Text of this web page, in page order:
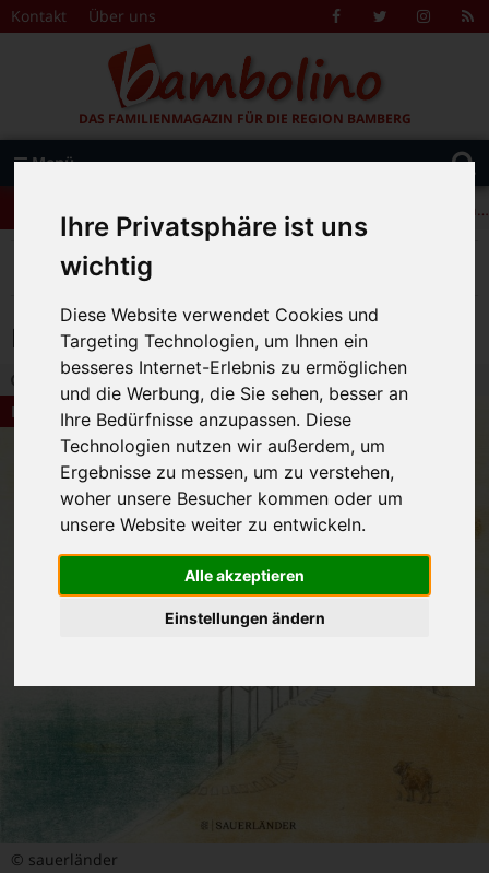
Ihre Privatsphäre ist uns
wichtig
Diese Website verwendet Cookies und
Targeting Technologien, um Ihnen ein
besseres Internet-Erlebnis zu ermöglichen
und die Werbung, die Sie sehen, besser an
Ihre Bedürfnisse anzupassen. Diese
Technologien nutzen wir außerdem, um
Ergebnisse zu messen, um zu verstehen,
woher unsere Besucher kommen oder um
unsere Website weiter zu entwickeln.
Alle akzeptieren
Einstellungen ändern
Zum Inhalt springen
Kontakt Über uns FacebookTwitter
DAS FAMILIENMAGAZIN FÜR DIE REGION BAMBERG
Menü
Suche
nach:
+++ Leolingo: Englischcamp mit Muttersprachlern – auch in Bamberg! +++
Bambolino>Rubriken
Der Flaschenpostfinder
Der Flaschenpostfinder
27.11.2018 0:00 | Bambolino-Redaktion |
0
Kindergarten
© sauerländer